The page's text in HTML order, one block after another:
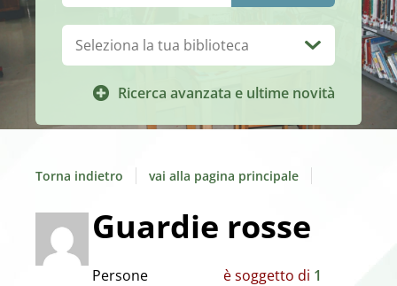
Ricerca avanzata e ultime novità
Biblioteca:
Torna indietro vai alla pagina principale
Guardie rosse
Persone
è soggetto di 1